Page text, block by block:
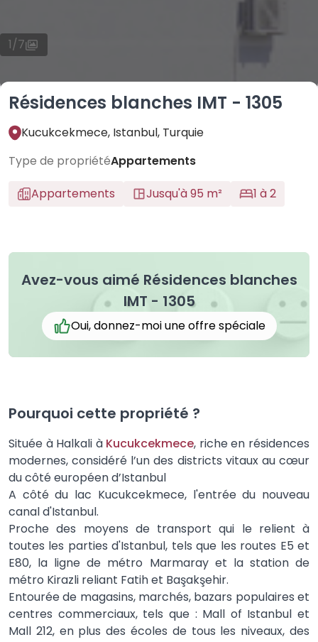
1/7
Résidences blanches IMT - 1305
Kucukcekmece, Istanbul, Turquie
Type de propriétéAppartements
Appartements
Jusqu'à 95 m² 1 à 2
Avez-vous aimé Résidences blanches
IMT - 1305
Oui, donnez-moi une offre spéciale
Pourquoi cette propriété ?
Située à Halkali à Kucukcekmece, riche en résidences
modernes, considéré l’un des districts vitaux au cœur
du côté européen d’Istanbul
A côté du lac Kucukcekmece, l'entrée du nouveau
canal d'Istanbul.
Proche des moyens de transport qui le relient à
toutes les parties d'Istanbul, tels que les routes E5 et
E80, la ligne de métro Marmaray et la station de
métro Kirazli reliant Fatih et Başakşehir.
Entourée de magasins, marchés, bazars populaires et
centres commerciaux, tels que : Mall of Istanbul et
Mall 212, en plus des écoles de tous les niveaux, des